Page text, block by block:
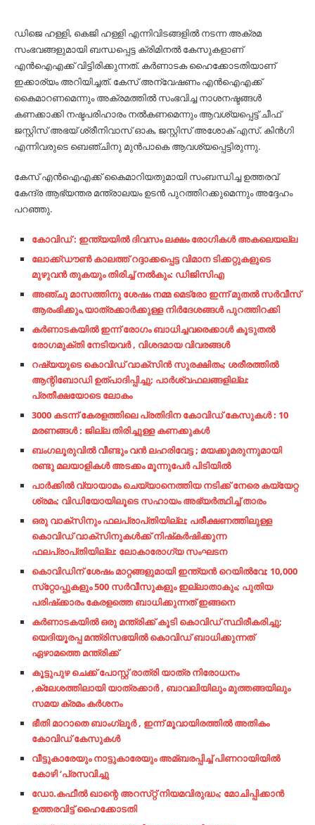
ഡിജെ ഹള്ളി, കെജി ഹള്ളി എന്നിവിടങ്ങളില്‍ നടന്ന അക്രമ
സംഭവങ്ങളുമായി ബന്ധപ്പെട്ട ക്രിമിനല്‍ കേസുകളാണ്
എന്‍ഐഎക്ക് വിട്ടിരിക്കുന്നത്. കര്‍ണാടക ഹൈക്കോടതിയാണ്
ഇക്കാര്യം അറിയിച്ചത്. കേസ് അന്വേഷണം എന്‍ഐഎക്ക്
കൈമാറണമെന്നും അക്രമത്തില്‍ സംഭവിച്ച നാശനഷ്ടങ്ങള്‍
കണക്കാക്കി നഷ്ടപരിഹാരം നല്‍കണമെന്നും ആവശ്യപ്പെട്ട് ചീഫ്
ജസ്റ്റിസ് അഭയ് ശ്രീനിവാസ് ഓക, ജസ്റ്റിസ് അശോക് എസ്. കിന്‍ഗി
എന്നിവരുടെ ബെഞ്ചിനു മുന്‍പാകെ ആവശ്യപ്പെട്ടിരുന്നു.
കേസ് എന്‍ഐഎക്ക് കൈമാറിയതുമായി സംബന്ധിച്ച ഉത്തരവ്
കേന്ദ്ര ആഭ്യന്തര മന്ത്രാലയം ഉടന്‍ പുറത്തിറക്കുമെന്നും അദ്ദേഹം
പറഞ്ഞു.
കോവിഡ് : ഇന്ത്യയില്‍ ദിവസം ലക്ഷം രോ​ഗികള്‍ അകലെയല്ല
ലോക്ക്ഡൗൺ കാലത്ത് റദ്ദാക്കപ്പെട്ട വിമാന ടിക്കറ്റുകളുടെ
മുഴുവൻ തുകയും തിരിച്ച് നൽകും: ഡിജിസിഎ
അഞ്ചു മാസത്തിനു ശേഷം നമ്മ മെട്രോ ഇന്ന് മുതൽ സർവീസ്
ആരംഭിക്കും,യാത്രക്കാർക്കുള്ള നിർദേശങ്ങൾ പുറത്തിറക്കി
കർണാടകയിൽ ഇന്ന് രോഗം ബാധിച്ചവരെക്കാൾ കൂടുതൽ
രോഗമുക്തി നേടിയവർ , വിശദമായ വിവരങ്ങൾ
റഷ്യയുടെ കൊവിഡ് വാക്‌സിൻ സുരക്ഷിതം; ശരീരത്തിൽ
ആന്റിബോഡി ഉത്പാദിപ്പിച്ചു; പാർശ്വഫലങ്ങളില്ല:
പ്രതീക്ഷയോടെ ലോകം
3000 കടന്ന് കേരളത്തിലെ പ്രതിദിന കോവിഡ് കേസുകള്‍ : 10
മരണങ്ങള്‍ : ജില്ല തിരിച്ചുള്ള കണക്കുകള്‍
ബംഗലൂരുവില്‍ വീണ്ടും വന്‍ ലഹരിവേട്ട ; മയക്കുമരുന്നുമായി
രണ്ടു മലയാളികള്‍ അടക്കം മൂന്നുപേര്‍ പിടിയില്‍
പാര്‍ക്കില്‍ വ്യായാമം ചെയ്യാനെത്തിയ നടിക്ക് നേരെ കയ്യേറ്റ
ശ്രമം; വിഡിയോയിലൂടെ സഹായം അഭ്യര്‍ത്ഥിച്ച്‌ താരം
ഒരു വാക്സിനും ഫലപ്രാപ്‍തിയില്ല; പരീക്ഷണത്തിലുള്ള
കൊവിഡ് വാക്സിനുകള്‍ക്ക് നിഷ്‍കര്‍ഷിക്കുന്ന
ഫലപ്രാപ്‍തിയില്ല: ലോകാരോഗ്യ സംഘടന
കൊവിഡിന് ശേഷം മാറ്റങ്ങളുമായി ഇന്ത്യന്‍ റെയില്‍വേ; 10,000
സ്‌റ്റോപ്പുകളും 500 സര്‍വീസുകളും ഇല്ലാതാകും; പുതിയ
പരിഷ്‌ക്കാരം കേരളത്തെ ബാധിക്കുന്നത് ഇങ്ങനെ
കര്‍ണാടകയില്‍ ഒരു മന്ത്രിക്ക് കൂടി കൊവിഡ് സ്ഥിരീകരിച്ചു;
യെദിയൂരപ്പ മന്ത്രിസഭയില്‍ കൊവിഡ് ബാധിക്കുന്നത്
ഏഴാമത്തെ മന്ത്രിക്ക്
കൂട്ടുപുഴ ചെക്ക് പോസ്റ്റ് രാത്രി യാത്ര നിരോധനം
,ക്ലേശത്തിലായി യാത്രക്കാർ , ബാവലിയിലും മുത്തങ്ങയിലും
സമയ ക്രമം കർശനം
ഭീതി മാറാതെ ബാംഗ്ലൂർ , ഇന്ന് മൂവായിരത്തിൽ അതികം
കോവിഡ് കേസുകൾ
വീട്ടുകാരേയും നാട്ടുകാരേയും അമ്ബരപ്പിച്ച്‌ പിണറായിയില്‍
കോഴി ‘പ്രസവിച്ചു
ഡോ.കഫീല്‍ ഖാന്റെ അറസ്‌റ്റ് നിയമവിരുദ്ധം; മോചിപ്പിക്കാന്‍
ഉത്തരവിട്ട് ഹൈക്കോടതി